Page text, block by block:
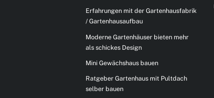
Erfahrungen mit der Gartenhausfabrik
/ Gartenhausaufbau
Moderne Gartenhäuser bieten mehr
als schickes Design
Mini Gewächshaus bauen
Ratgeber Gartenhaus mit Pultdach
selber bauen